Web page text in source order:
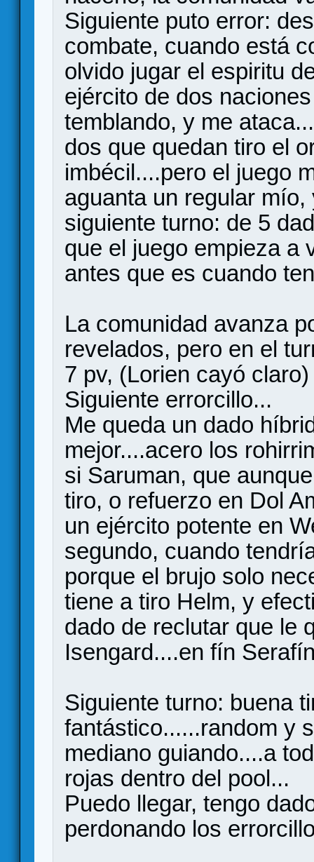
Siguiente puto error:
combate, cuando está
olvido jugar el espiritu
ejército de dos
temblando, y me
dos que quedan tiro el
imbécil....pero el juego
aguanta un regular
siguiente turno: de 5
que el juego empieza a
antes que es cuando
La comunidad avanza
revelados, pero en el
7 pv, (Lorien cayó claro)
Siguiente errorcillo...
Me queda un dado
mejor....acero los
si Saruman, que
tiro, o refuerzo en Dol
un ejército potente en
segundo, cuando
porque el brujo solo
tiene a tiro Helm, y
dado de reclutar que le
Isengard....en fín
Siguiente turno: buena
fantástico......random y
mediano guiando....a
rojas dentro del pool...
Puedo llegar, tengo
perdonando los